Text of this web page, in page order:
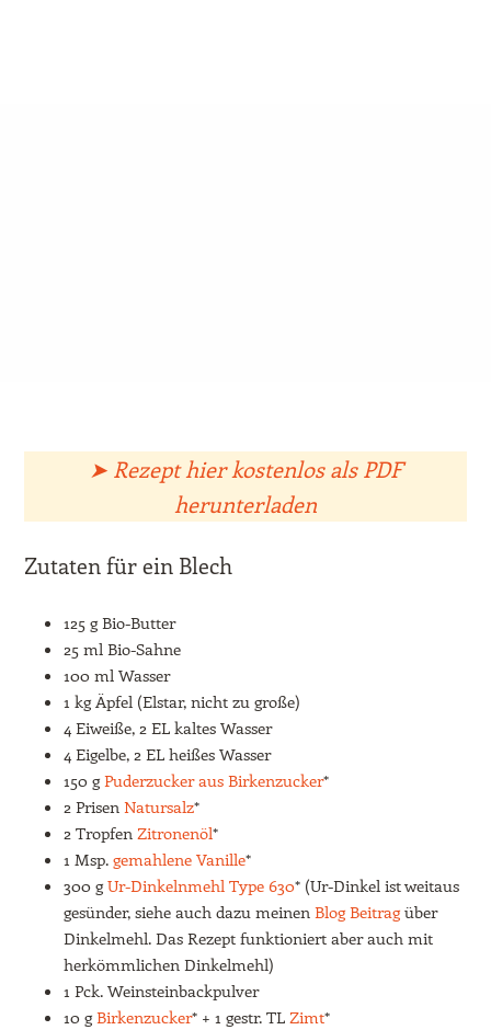
➤ Rezept hier kostenlos als PDF
herunterladen
Zutaten für ein Blech
125 g Bio-Butter
25 ml Bio-Sahne
100 ml Wasser
1 kg Äpfel (Elstar, nicht zu große)
4 Eiweiße, 2 EL kaltes Wasser
4 Eigelbe, 2 EL heißes Wasser
150 gPuderzucker aus Birkenzucker*
2 Prisen Natursalz*
2 Tropfen Zitronenöl*
1 Msp. gemahlene Vanille*
300 gUr-Dinkelnmehl Type 630* (Ur-Dinkel ist weitaus
gesünder, siehe auch dazu meinen Blog Beitragüber
Dinkelmehl. Das Rezept funktioniert aber auch mit
herkömmlichen Dinkelmehl)
1 Pck. Weinsteinbackpulver
10 gBirkenzucker* + 1 gestr. TL Zimt*